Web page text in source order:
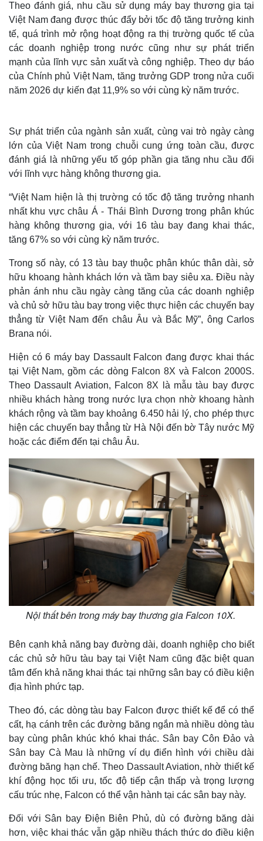
Thế giới
Quan sát
Cuộc sống đó đây
Hồ sơ
Multimedia
Video
Ảnh
Theo đánh giá, nhu cầu sử dụng máy bay thương gia tại
Việt Nam đang được thúc đẩy bởi tốc độ tăng trưởng kinh
tế, quá trình mở rộng hoạt động ra thị trường quốc tế của
các doanh nghiệp trong nước cũng như sự phát triển
mạnh của lĩnh vực sản xuất và công nghiệp. Theo dự báo
của Chính phủ Việt Nam, tăng trưởng GDP trong nửa cuối
năm 2026 dự kiến đạt 11,9% so với cùng kỳ năm trước.
Sự phát triển của ngành sản xuất, cùng vai trò ngày càng
lớn của Việt Nam trong chuỗi cung ứng toàn cầu, được
đánh giá là những yếu tố góp phần gia tăng nhu cầu đối
với lĩnh vực hàng không thương gia.
“Việt Nam hiện là thị trường có tốc độ tăng trưởng nhanh
nhất khu vực châu Á - Thái Bình Dương trong phân khúc
hàng không thương gia, với 16 tàu bay đang khai thác,
tăng 67% so với cùng kỳ năm trước.
Trong số này, có 13 tàu bay thuộc phân khúc thân dài, sở
hữu khoang hành khách lớn và tầm bay siêu xa. Điều này
phản ánh nhu cầu ngày càng tăng của các doanh nghiệp
và chủ sở hữu tàu bay trong việc thực hiện các chuyến bay
thẳng từ Việt Nam đến châu Âu và Bắc Mỹ”, ông Carlos
Brana nói.
Hiện có 6 máy bay Dassault Falcon đang được khai thác
tại Việt Nam, gồm các dòng Falcon 8X và Falcon 2000S.
Theo Dassault Aviation, Falcon 8X là mẫu tàu bay được
nhiều khách hàng trong nước lựa chọn nhờ khoang hành
khách rộng và tầm bay khoảng 6.450 hải lý, cho phép thực
hiện các chuyến bay thẳng từ Hà Nội đến bờ Tây nước Mỹ
hoặc các điểm đến tại châu Âu.
Nội thất bên trong máy bay thương gia Falcon 10X.
Bên cạnh khả năng bay đường dài, doanh nghiệp cho biết
các chủ sở hữu tàu bay tại Việt Nam cũng đặc biệt quan
tâm đến khả năng khai thác tại những sân bay có điều kiện
địa hình phức tạp.
Theo đó, các dòng tàu bay Falcon được thiết kế để có thể
cất, hạ cánh trên các đường băng ngắn mà nhiều dòng tàu
bay cùng phân khúc khó khai thác. Sân bay Côn Đảo và
Sân bay Cà Mau là những ví dụ điển hình với chiều dài
đường băng hạn chế. Theo Dassault Aviation, nhờ thiết kế
khí động học tối ưu, tốc độ tiếp cận thấp và trọng lượng
cấu trúc nhẹ, Falcon có thể vận hành tại các sân bay này.
Đối với Sân bay Điện Biên Phủ, dù có đường băng dài
hơn, việc khai thác vẫn gặp nhiều thách thức do điều kiện